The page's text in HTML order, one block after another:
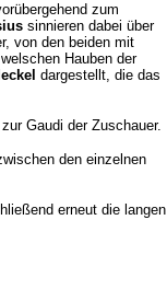
zum
sinnieren dabei über
von den beiden mit
Hauben der
dargestellt, die das
Gaudi der Zuschauer.
den einzelnen
erneut die langen